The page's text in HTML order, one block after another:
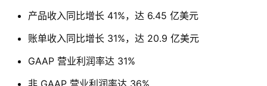
产品收入同比增长 41%，达 6.45 亿美元
账单收入同比增长 31%，达 20.9 亿美元
GAAP 营业利润率达 31%